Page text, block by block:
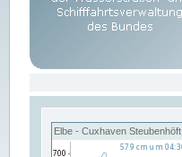
Elbe - Cuxhaven Steubenhöft